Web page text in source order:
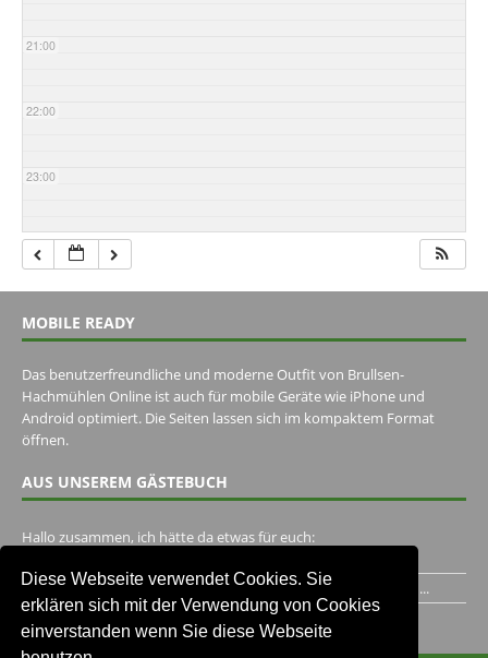
Diese Webseite verwendet Cookies. Sie
erklären sich mit der Verwendung von Cookies
einverstanden wenn Sie diese Webseite
21:00
22:00
23:00
MOBILE READY
Das benutzerfreundliche und moderne Outfit von Brullsen-
Hachmühlen Online ist auch für mobile Geräte wie iPhone und
Android optimiert. Die Seiten lassen sich im kompaktem Format
öffnen.
AUS UNSEREM GÄSTEBUCH
Hallo zusammen, ich hätte da etwas für euch:
Ich habe ein Jahr im Gasthaus Hugo Pape verbracht..Habe ihn...
Unser Gästebuch besuchen